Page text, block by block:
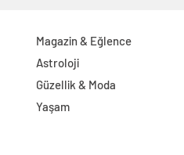
Magazin & Eğlence
Astroloji
Güzellik & Moda
Yaşam